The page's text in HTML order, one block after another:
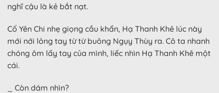
nghĩ cậu là kẻ bắt nạt.
Cố Yên Chi nhẹ giọng cầu khẩn, Hạ Thanh Khê lúc này
mới nới lỏng tay từ từ buông Ngụy Thùy ra. Cô ta nhanh
chóng ôm lấy tay của mình, liếc nhìn Hạ Thanh Khê một
cái.
_ Còn dám nhìn?